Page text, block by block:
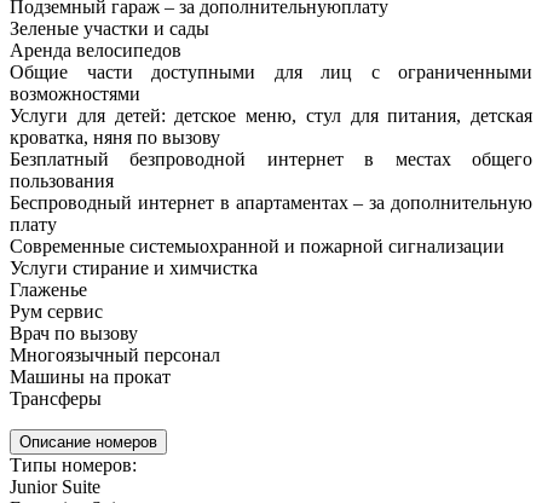
Подземный гараж – за дополнительнуюплату
Зеленые участки и сады
Аренда велосипедов
Общие части доступными для лиц с ограниченными
возможностями
Услуги для детей: детское меню, стул для питания, детская
кроватка, няня по вызову
Безплатный безпроводной интернет в местах общего
пользования
Беспроводный интернет в апартаментах – за дополнительную
плату
Современные системыохранной и пожарной сигнализации
Услуги стирание и химчистка
Глаженье
Рум сервис
Врач по вызову
Многоязычный персонал
Машины на прокат
Трансферы
Описание номеров
Типы номеров:
Junior Suite